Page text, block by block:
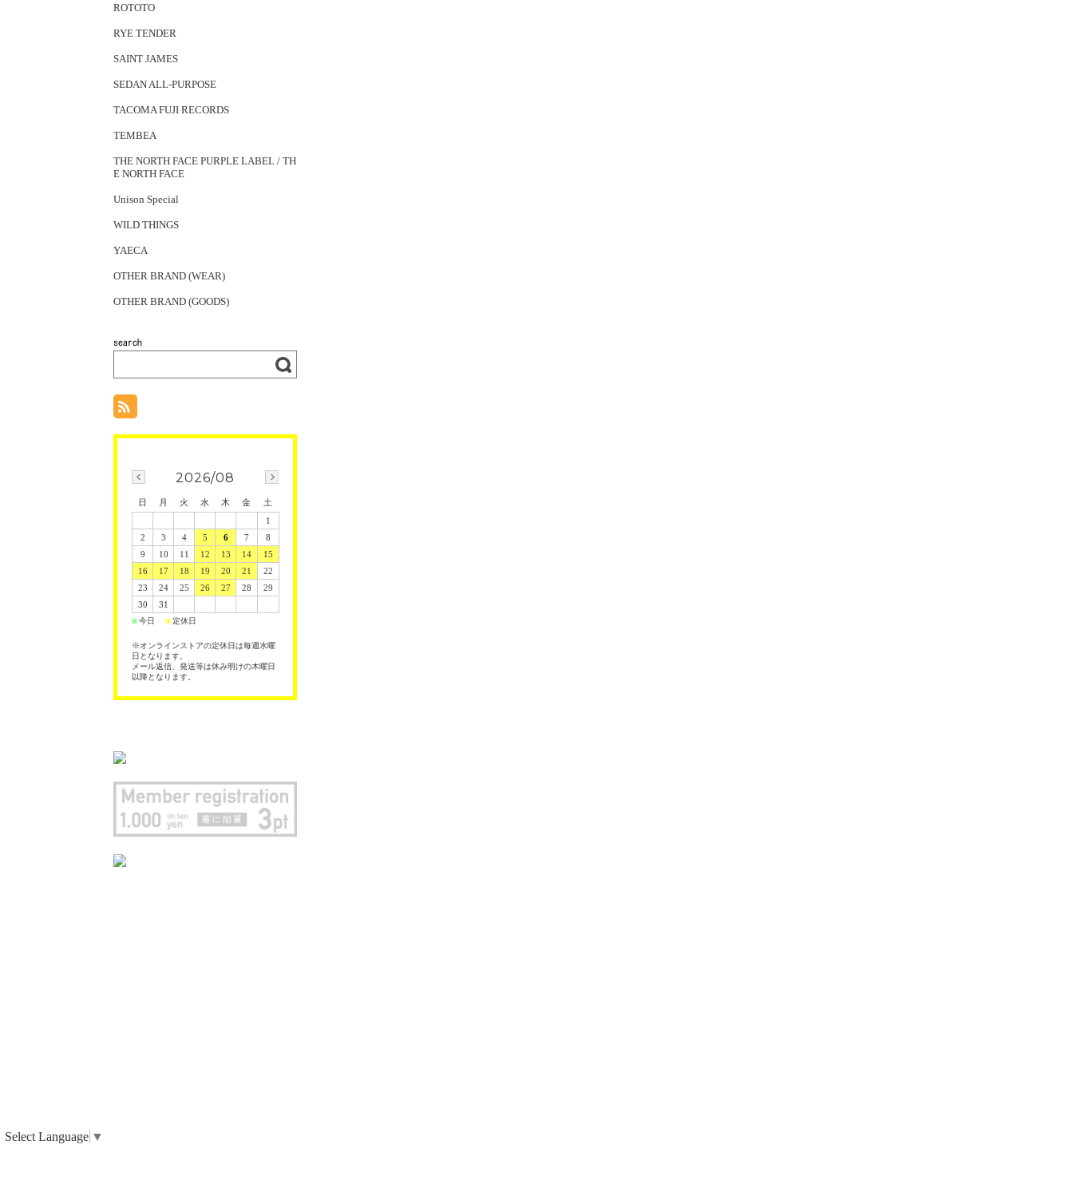
ROTOTO
RYE TENDER
SAINT JAMES
SEDAN ALL-PURPOSE
TACOMA FUJI RECORDS
TEMBEA
THE NORTH FACE PURPLE LABEL / TH
E NORTH FACE
Unison Special
WILD THINGS
YAECA
OTHER BRAND (WEAR)
OTHER BRAND (GOODS)
2026/08
日 月 火 水 木 金
土
1
2
3 4 5 6 7
8
9
10 11 12 13 14
15
16
17 18 19 20 21
22
23
24 25 26 27 28
29
30
31
■今日 ■定休日
※オンラインストアの定休日は毎週水曜
日となります。
メール返信、発送等は休み明けの木曜日
以降となります。
Select Language ▼